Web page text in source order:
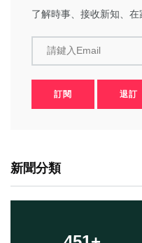
了解時事、接收新知、在
請鍵入Email
訂閱 退訂
新聞分類